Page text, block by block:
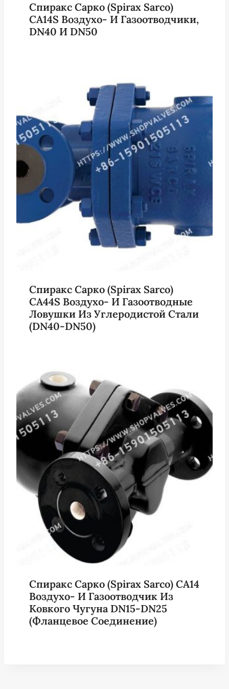
Спиракс Сарко (Spirax Sarco)
CA14S Воздухо- И Газоотводчики,
DN40 И DN50
Спиракс Сарко (Spirax Sarco)
CA44S Воздухо- И Газоотводные
Ловушки Из Углеродистой Стали
(DN40-DN50)
Спиракс Сарко (Spirax Sarco) CA14
Воздухо- И Газоотводчик Из
Ковкого Чугуна DN15-DN25
(фланцевое Соединение)